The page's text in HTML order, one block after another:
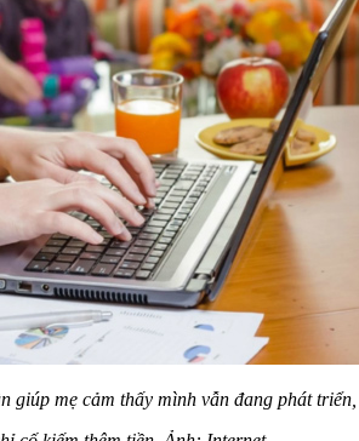
giúp mẹ cảm thấy mình vẫn đang phát triển,